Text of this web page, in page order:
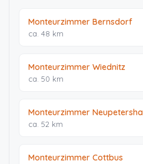
Monteurzimmer Bernsdorf
ca. 48 km
Monteurzimmer Wiednitz
ca. 50 km
Monteurzimmer
ca. 52 km
Monteurzimmer Cottbus